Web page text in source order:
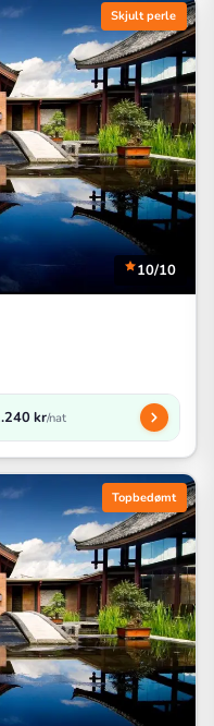
Skjult perle
10/10
kr/nat
Topbedømt